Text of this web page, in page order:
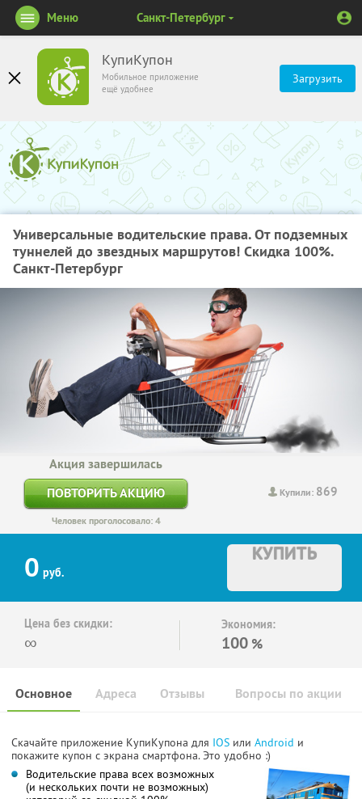
КупиКупон
Мобильное приложение
ещё удобнее
Загрузить
Меню Санкт-Петербург
Универсальные водительские права. От подземных
туннелей до звездных маршрутов! Скидка 100%.
Санкт-Петербург
Купили: 869
Акция завершилась
ПОВТОРИТЬ АКЦИЮ
Человек проголосовало: 4
0 руб.
КУПИТЬ
Цена без скидки:
∞
Экономия:
100 %
Основное Отзывы Вопросы по акции
Адреса
Скачайте приложение КупиКупона для IOS или Android и
покажите купон с экрана смартфона. Это удобно :)
Водительские права всех возможных
(и нескольких почти не возможных)